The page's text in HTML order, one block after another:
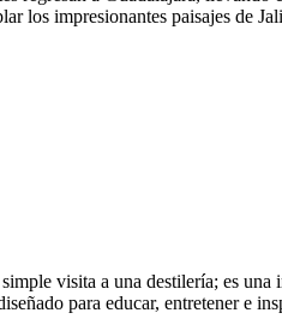
los impresionantes paisajes de
visita a una destilería; es
para educar, entretener e